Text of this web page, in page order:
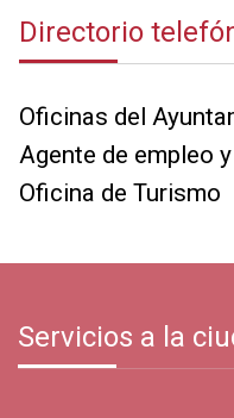
Directorio
Oficinas del
Agente de empleo
Oficina de Turismo
Servicios a la